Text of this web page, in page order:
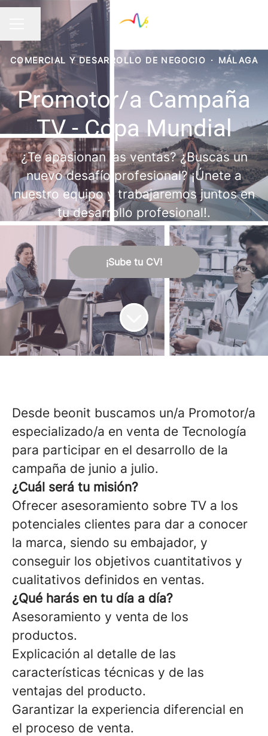
MENÚ DE EMPLEO
Compartir página
COMERCIAL Y DESARROLLO DE NEGOCIO · MÁLAGA
Promotor/a Campaña
TV - Copa Mundial
¿Te apasionan las ventas? ¿Buscas un
nuevo desafío profesional? ¡Únete a
nuestro equipo y trabajaremos juntos en
tu desarrollo profesional!.
¡Sube tu CV!
Desde beonit buscamos un/a Promotor/a
especializado/a en venta de Tecnología
para participar en el desarrollo de la
campaña de junio a julio.
¿Cuál será tu misión?
Ofrecer asesoramiento sobre TV a los
potenciales clientes para dar a conocer
la marca, siendo su embajador, y
conseguir los objetivos cuantitativos y
cualitativos definidos en ventas.
¿Qué harás en tu día a día?
Asesoramiento y venta de los
productos.
Explicación al detalle de las
características técnicas y de las
ventajas del producto.
Garantizar la experiencia diferencial en
el proceso de venta.